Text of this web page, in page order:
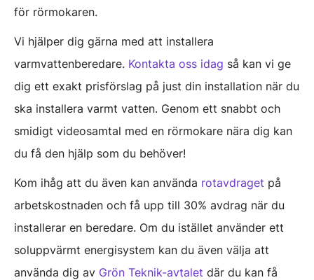
för rörmokaren.
Vi hjälper dig gärna med att installera
varmvattenberedare. Kontakta oss idag så kan vi ge
dig ett exakt prisförslag på just din installation när du
ska installera varmt vatten. Genom ett snabbt och
smidigt videosamtal med en rörmokare nära dig kan
du få den hjälp som du behöver!
Kom ihåg att du även kan använda rotavdraget på
arbetskostnaden och få upp till 30% avdrag när du
installerar en beredare. Om du istället använder ett
soluppvärmt energisystem kan du även välja att
använda dig av Grön Teknik-avtalet där du kan få